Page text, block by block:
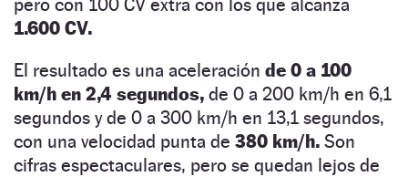
1.600 CV.
El resultado es una aceleración de 0 a 100
km/h en 2,4 segundos, de 0 a 200 km/h en 6,1
segundos y de 0 a 300 km/h en 13,1 segundos,
con una velocidad punta de 380 km/h. Son
cifras espectaculares, pero se quedan lejos de